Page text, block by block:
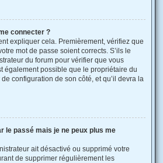
connecter ?
expliquer cela. Premièrement, vérifiez que
mot de passe soient corrects. S’ils le
du forum pour vérifier que vous
également possible que le propriétaire du
configuration de son côté, et qu’il devra la
le passé mais je ne peux plus me
ait désactivé ou supprimé votre
de supprimer régulièrement les